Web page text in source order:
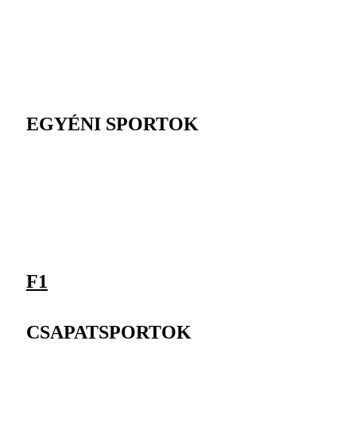
EGYÉNI SPORTOK
F1
CSAPATSPORTOK